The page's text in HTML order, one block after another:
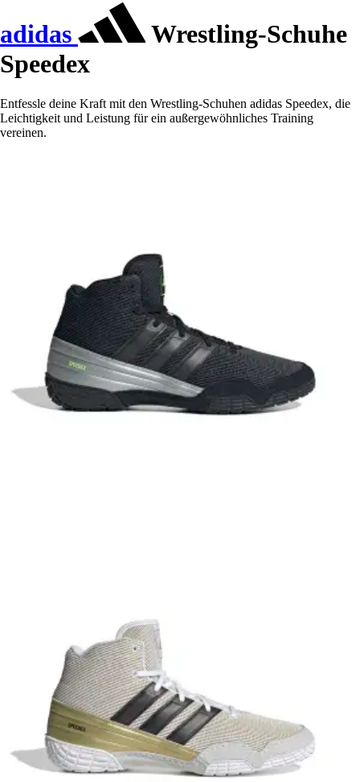
adidas
Wrestling-Schuhe
Speedex
Entfessle deine Kraft mit den Wrestling-Schuhen adidas Speedex, die
Leichtigkeit und Leistung für ein außergewöhnliches Training
vereinen.